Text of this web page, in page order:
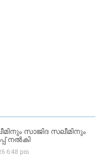
സാജിദ സലീമിനും
നൽകി
6:48 pm